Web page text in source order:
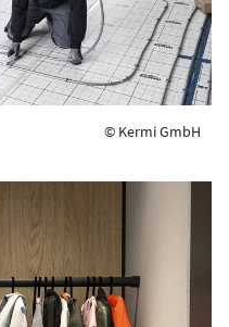
© Kermi GmbH